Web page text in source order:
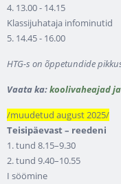
4. 13.00 - 14.15
Klassijuhataja infominutid
5. 14.45 - 16.00
HTG-s on õppetundide
Vaata ka:koolivaheajad
/muudetud august 2025/
Teisipäevast – reedeni
1. tund 8.15–9.30
2. tund 9.40–10.55
I söömine